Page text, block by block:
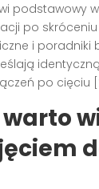
podstawowy
po
i poradniki
po cięciu
warto